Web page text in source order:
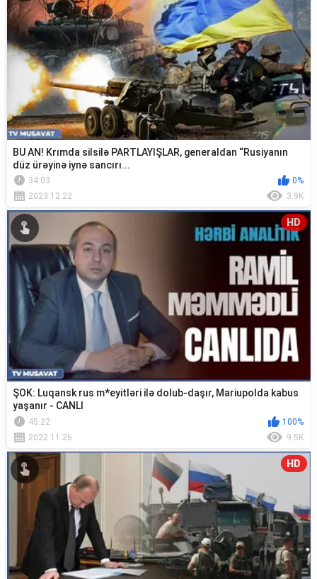
BU AN! Krımda silsilə PARTLAYIŞLAR, generaldan “Rusiyanın
düz ürəyinə iynə sancırı...
34:03
0%
2023.12.22
3.9K
HD
ŞOK: Luqansk rus m*eyitləri ilə dolub-daşır, Mariupolda kabus
yaşanır - CANLI
45:22
100%
2022.11.26
9.5K
HD